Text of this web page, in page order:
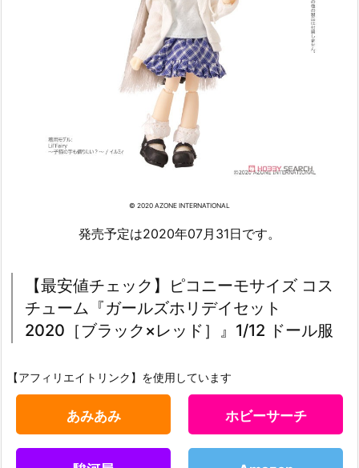
© 2020 AZONE INTERNATIONAL
発売予定は2020年07月31日です。
【最安値チェック】ピコニーモサイズ コス
チューム『ガールズホリデイセット
2020［ブラック×レッド］』1/12 ドール服
【アフィリエイトリンク】を使用しています
あみあみ ホビーサーチ